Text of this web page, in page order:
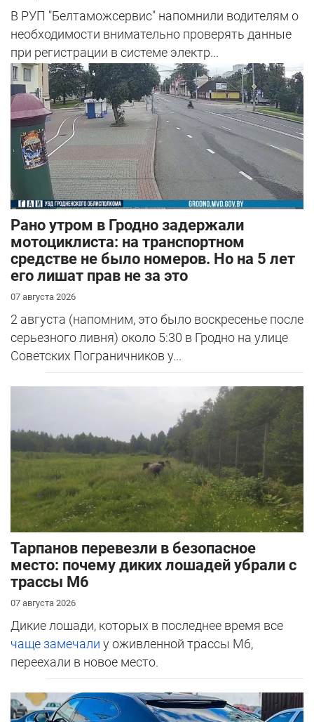
В РУП "Белтаможсервис" напомнили водителям о
необходимости внимательно проверять данные
при регистрации в системе электр...
Рано утром в Гродно задержали
мотоциклиста: на транспортном
средстве не было номеров. Но на 5 лет
его лишат прав не за это
07 августа 2026
2 августа (напомним, это было воскресенье после
серьезного ливня) около 5:30 в Гродно на улице
Советских Пограничников у...
Тарпанов перевезли в безопасное
место: почему диких лошадей убрали с
трассы М6
07 августа 2026
Дикие лошади, которых в последнее время все
чаще замечали у оживленной трассы М6,
переехали в новое место.